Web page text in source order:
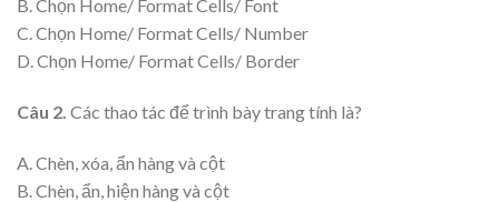
B. Chọn Home/ Format Cells/ Font
C. Chọn Home/ Format Cells/ Number
D. Chọn Home/ Format Cells/ Border
Câu 2. Các thao tác để trình bày trang tính là?
A. Chèn, xóa, ẩn hàng và cột
B. Chèn, ẩn, hiện hàng và cột